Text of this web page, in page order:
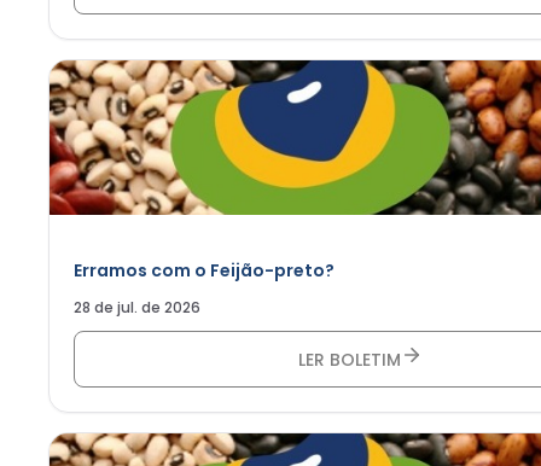
Erramos com o Feijão-preto?
28 de jul. de 2026
LER BOLETIM